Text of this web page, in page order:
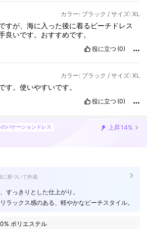
カラー: ブラック / サイズ: XL
すが、海に入った後に着るビーチドレス
良いです。おすすめです。
役に立つ (0)
カラー: ブラック / サイズ: XL
す。使いやすいです。
役に立つ (0)
バケーションドレス 上昇14%
に基づいて作成
すっきりとした仕上がり。
リラックス感のある、軽やかなビーチスタイル。
ポリエステル
フォロワー